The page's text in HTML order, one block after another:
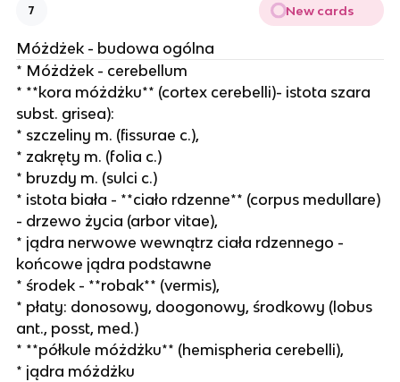
7 New cards
Móżdżek - budowa ogólna
* Móżdżek - cerebellum
* **kora móżdżku** (cortex cerebelli)- istota szara
subst. grisea):
* szczeliny m. (fissurae c.),
* zakręty m. (folia c.)
* bruzdy m. (sulci c.)
* istota biała - **ciało rdzenne** (corpus medullare)
- drzewo życia (arbor vitae),
* jądra nerwowe wewnątrz ciała rdzennego -
końcowe jądra podstawne
* środek - **robak** (vermis),
* płaty: donosowy, doogonowy, środkowy (lobus
ant., posst, med.)
* **półkule móżdżku** (hemispheria cerebelli),
* jądra móżdżku